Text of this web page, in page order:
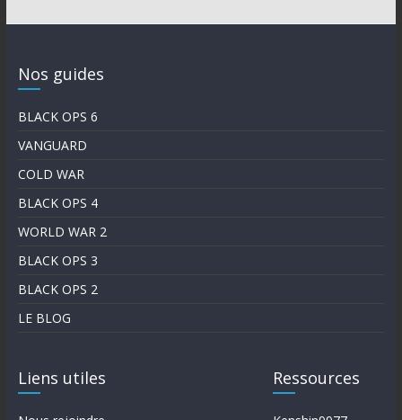
Nos guides
BLACK OPS 6
VANGUARD
COLD WAR
BLACK OPS 4
WORLD WAR 2
BLACK OPS 3
BLACK OPS 2
LE BLOG
Liens utiles Ressources